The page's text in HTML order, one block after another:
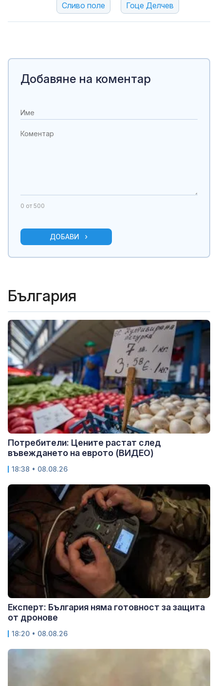
Сливо поле Гоце Делчев
Добавяне на коментар
0 от 500
ДОБАВИ
България
Потребители: Цените растат след
въвеждането на еврото (ВИДЕО)
18:38 • 08.08.26
Експерт: България няма готовност за защита
от дронове
18:20 • 08.08.26